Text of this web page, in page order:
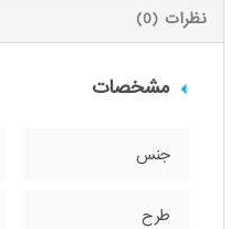
نظرات (0)
مشخصات
جنس
طرح